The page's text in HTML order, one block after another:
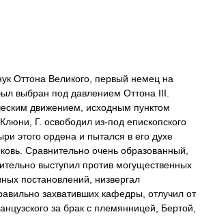
Оттона Великого, первый немец на
выбран под давлением Оттона III.
движением, исходным пунктом
Г. освободил из-под епископского
этого ордена и пытался в его духе
Сравнительно очень образованный,
выступил против могущественных
постановлений, низвергал
захвативших кафедры, отлучил от
за брак с племянницей, Бертой,